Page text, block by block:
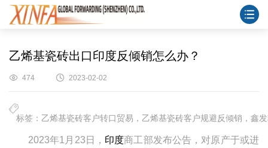
乙烯基瓷砖出口印度反倾销怎么办？
474 2023-02-02
标签：乙烯基瓷砖客户转口贸易，乙烯基瓷砖客户规避反倾销，鑫
2023年1月23日， 印度商工部发布公告，对原产于或进